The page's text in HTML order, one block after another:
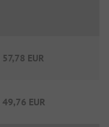
57,78 EUR
49,76 EUR